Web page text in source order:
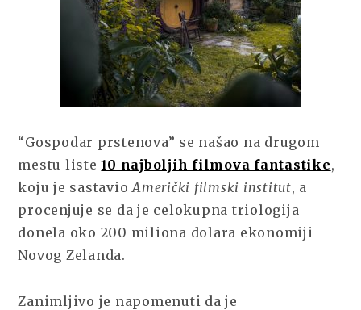
“Gospodar prstenova” se našao na drugom
mestu liste10 najboljih filmova fantastike,
koju je sastavioAmerički filmski institut, a
procenjuje se da je celokupna triologija
donela oko 200 miliona dolara ekonomiji
Novog Zelanda.
Zanimljivo je napomenuti da je